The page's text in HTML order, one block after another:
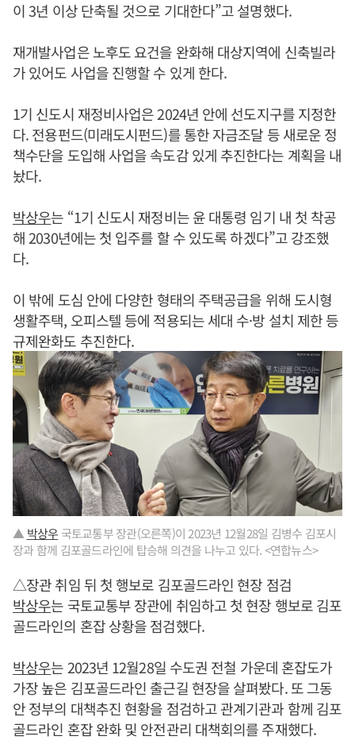
이 3년 이상 단축될 것으로 기대한다”고 설명했다.
재개발사업은 노후도 요건을 완화해 대상지역에 신축빌라
가 있어도 사업을 진행할 수 있게 한다.
1기 신도시 재정비사업은 2024년 안에 선도지구를 지정한
다. 전용펀드(미래도시펀드)를 통한 자금조달 등 새로운 정
책수단을 도입해 사업을 속도감 있게 추진한다는 계획을 내
놨다.
박상우는 “1기 신도시 재정비는 윤 대통령 임기 내 첫 착공
해 2030년에는 첫 입주를 할 수 있도록 하겠다”고 강조했
다.
이 밖에 도심 안에 다양한 형태의 주택공급을 위해 도시형
생활주택, 오피스텔 등에 적용되는 세대 수·방 설치 제한 등
규제완화도 추진한다.
▲ 박상우 국토교통부 장관(오른쪽)이 2023년 12월28일 김병수 김포시
장과 함께 김포골드라인에 탑승해 의견을 나누고 있다. <연합뉴스>
△장관 취임 뒤 첫 행보로 김포골드라인 현장 점검
박상우는 국토교통부 장관에 취임하고 첫 현장 행보로 김포
골드라인의 혼잡 상황을 점검했다.
박상우는 2023년 12월28일 수도권 전철 가운데 혼잡도가
가장 높은 김포골드라인 출근길 현장을 살펴봤다. 또 그동
안 정부의 대책추진 현황을 점검하고 관계기관과 함께 김포
골드라인 혼잡 완화 및 안전관리 대책회의를 주재했다.